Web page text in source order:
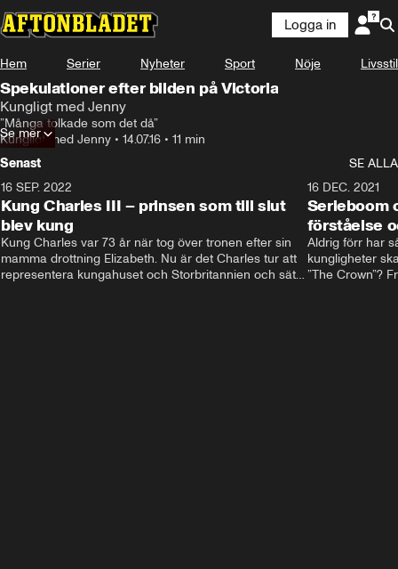
Logga in
Hem Serier Nyheter Sport Nöje Livsstil
Spekulationer efter bilden på Victoria
Kungligt med Jenny
”Många tolkade som det då”
Kungligt med Jenny • 14.07.16 • 11 min
Se mer
Senast
SE ALLA
16 SEP. 2022
Kung Charles III – prinsen som till slut
blev kung
Kung Charles var 73 år när tog över tronen efter sin
mamma drottning Elizabeth. Nu är det Charles tur att
representera kungahuset och Storbritannien och sätta
16 DEC. 2021
Serieboom
förståelse
Aldrig förr har
kungligheter
”The Crown”?